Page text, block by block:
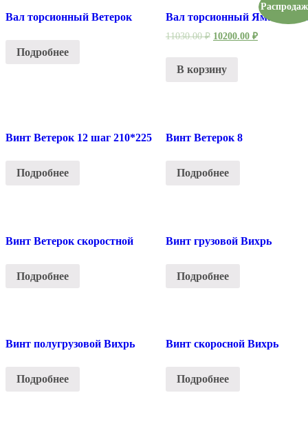
Вал торсионный Ветерок
Подробнее
11030.00₽ 10200.00 ₽
В корзину
Винт Ветерок 12 шаг 210*225
Подробнее
Винт Ветерок 8
Подробнее
Винт Ветерок скоростной
Подробнее
Винт грузовой Вихрь
Подробнее
Винт полугрузовой Вихрь
Подробнее
Винт скоросной Вихрь
Подробнее